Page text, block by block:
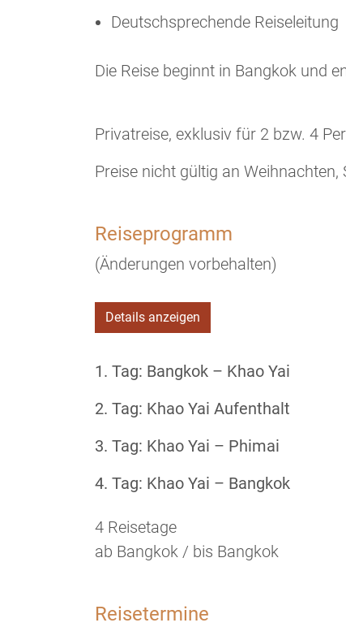
Deutschsprechende Reiseleitung
Die Reise beginnt in Bangkok und
Privatreise, exklusiv für 2 bzw. 4
Preise nicht gültig an
Reiseprogramm
(Änderungen vorbehalten)
Details anzeigen
1. Tag: Bangkok – Khao Yai
2. Tag: Khao Yai Aufenthalt
3. Tag: Khao Yai – Phimai
4. Tag: Khao Yai – Bangkok
4 Reisetage
ab Bangkok / bis Bangkok
Reisetermine